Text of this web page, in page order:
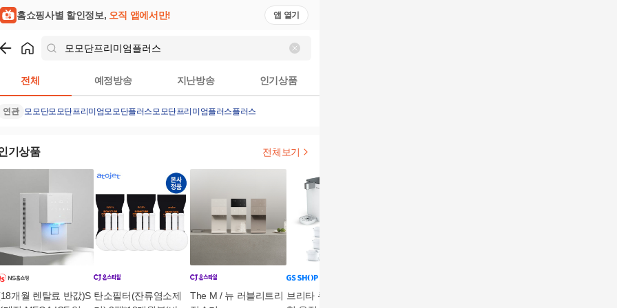
홈쇼핑사별 할인정보, 오직 앱에서만! 앱 열기
전체 예정방송 지난방송 인기상품
연관 모모단모모단프리미엄모모단플러스모모단프리미엄플러스플러스
기상품 전체보기
개월 렌탈료 반값)S 탄소필터(잔류염소제
The M / 뉴 러블리트리 브리타 큐브 온도맞춤